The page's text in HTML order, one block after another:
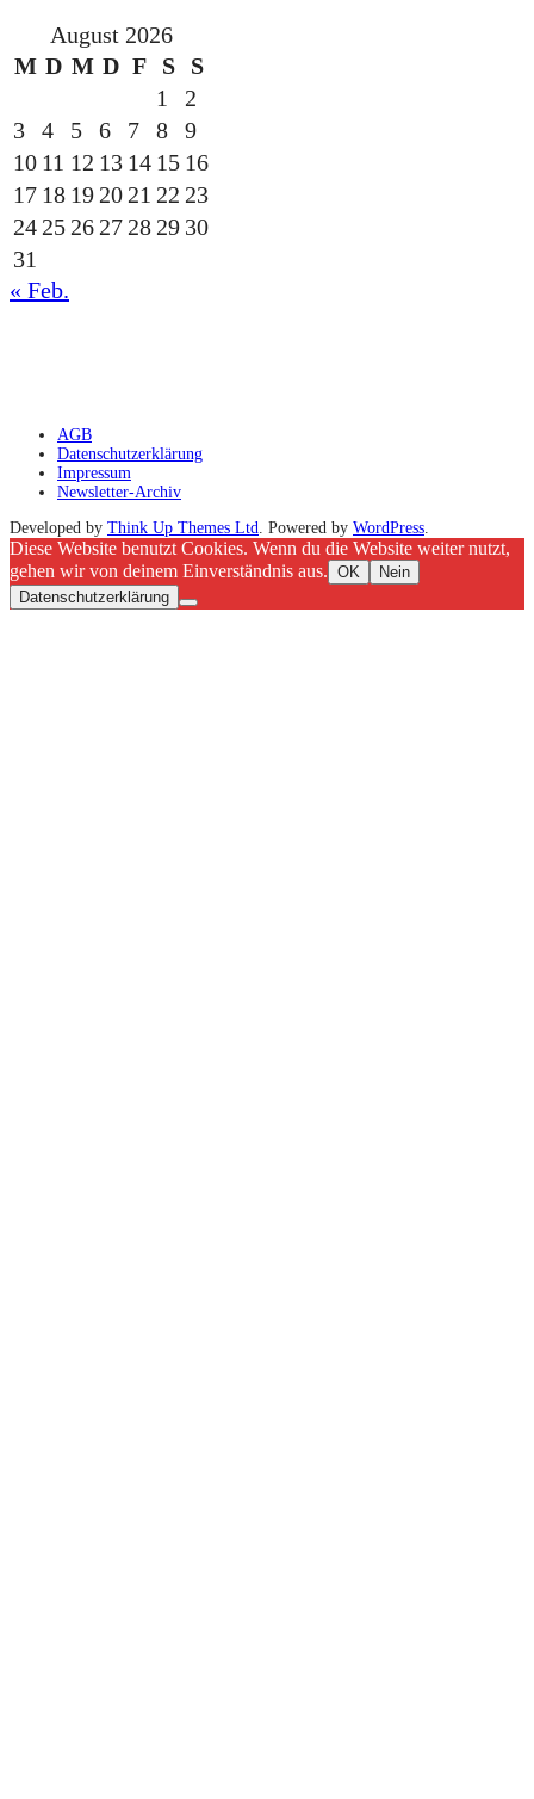
August 2026
M D M D F S
S
1
2
3
4 5 6 7 8
9
10 11 12 13 14 15 16
17 18 19 20 21 22 23
24 25 26 27 28 29 30
31
« Feb.
AGB
Datenschutzerklärung
Impressum
Newsletter-Archiv
Developed by Think Up Themes Ltd. Powered by WordPress.
Diese Website benutzt Cookies. Wenn du die Website weiter nutzt,
gehen wir von deinem Einverständnis aus. OK
Nein
Datenschutzerklärung